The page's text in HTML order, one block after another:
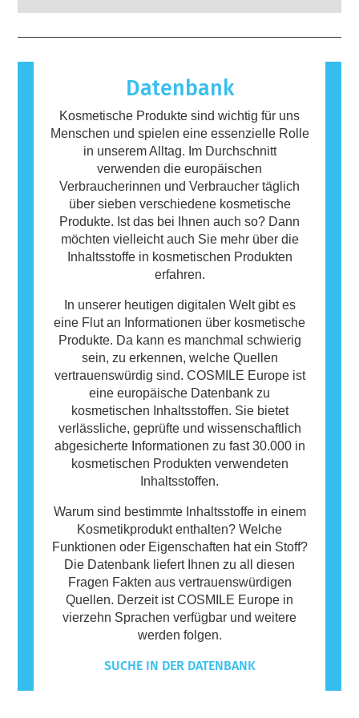
Körperpflegeprodukte können Inhaltsstoffe
enthalten, die bei manchen Menschen eine
Allergie auslösen können. Das bedeutet
jedoch nicht, dass das Produkt für andere
Personen nicht sicher ist.
Datenbank
Kosmetische Produkte sind wichtig für uns
Menschen und spielen eine essenzielle Rolle
in unserem Alltag. Im Durchschnitt
verwenden die europäischen
Verbraucherinnen und Verbraucher täglich
über sieben verschiedene kosmetische
Produkte. Ist das bei Ihnen auch so? Dann
möchten vielleicht auch Sie mehr über die
Inhaltsstoffe in kosmetischen Produkten
erfahren.
In unserer heutigen digitalen Welt gibt es
eine Flut an Informationen über kosmetische
Produkte. Da kann es manchmal schwierig
sein, zu erkennen, welche Quellen
vertrauenswürdig sind. COSMILE Europe ist
eine europäische Datenbank zu
kosmetischen Inhaltsstoffen. Sie bietet
verlässliche, geprüfte und wissenschaftlich
abgesicherte Informationen zu fast 30.000 in
kosmetischen Produkten verwendeten
Inhaltsstoffen.
Warum sind bestimmte Inhaltsstoffe in einem
Kosmetikprodukt enthalten? Welche
Funktionen oder Eigenschaften hat ein Stoff?
Die Datenbank liefert Ihnen zu all diesen
Fragen Fakten aus vertrauenswürdigen
Quellen. Derzeit ist COSMILE Europe in
vierzehn Sprachen verfügbar und weitere
werden folgen.
SUCHE IN DER DATENBANK